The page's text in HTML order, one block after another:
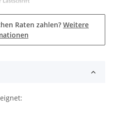
Raten zahlen? Weitere